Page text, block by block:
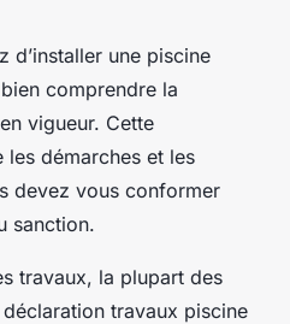
d’installer une piscine
comprendre la
vigueur. Cette
les démarches et les
devez vous conformer
sanction.
travaux, la plupart des
travaux piscine